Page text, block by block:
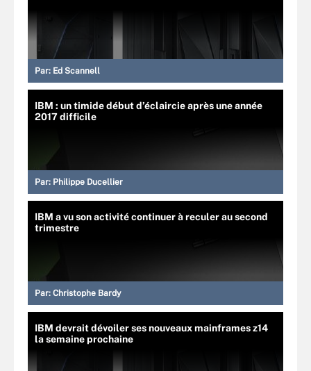
Par: Ed Scannell
IBM : un timide début d’éclaircie après une année
2017 difficile
Par: Philippe Ducellier
IBM a vu son activité continuer à reculer au second
trimestre
Par: Christophe Bardy
IBM devrait dévoiler ses nouveaux mainframes z14
la semaine prochaine